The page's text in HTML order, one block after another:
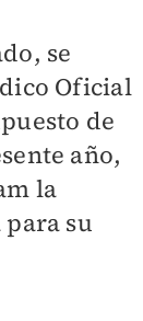
se
Oficial
de
año,
la
su